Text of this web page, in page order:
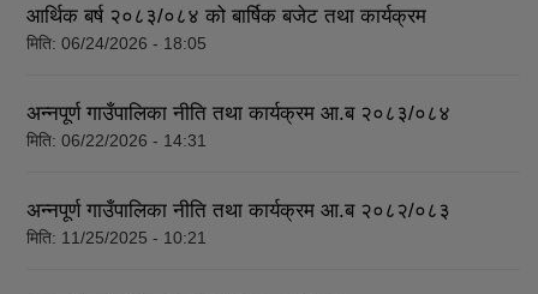
आर्थिक बर्ष २०८३/०८४ को बार्षिक बजेट तथा कार्यक्रम
मिति: 06/24/2026 - 18:05
अन्नपूर्ण गाउँपालिका नीति तथा कार्यक्रम आ.ब २०८३/०८४
मिति: 06/22/2026 - 14:31
अन्नपूर्ण गाउँपालिका नीति तथा कार्यक्रम आ.ब २०८२/०८३
मिति: 11/25/2025 - 10:21